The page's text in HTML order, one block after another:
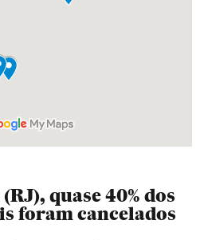
quase 40% dos
foram cancelados